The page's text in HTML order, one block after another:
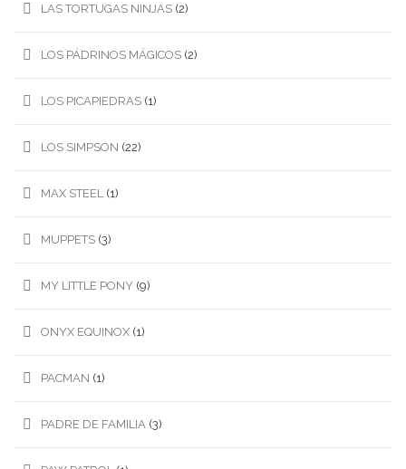
LAS TORTUGAS NINJAS (2)
LOS PÁDRINOS MÁGICOS (2)
LOS PICAPIEDRAS (1)
LOS SIMPSON (22)
MAX STEEL (1)
MUPPETS (3)
MY LITTLE PONY (9)
ONYX EQUINOX (1)
PACMAN (1)
PADRE DE FAMILIA (3)